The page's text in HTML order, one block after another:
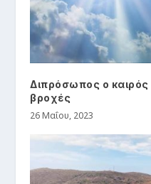
Διπρόσωπος ο
βροχές
26 Μαΐου, 2023